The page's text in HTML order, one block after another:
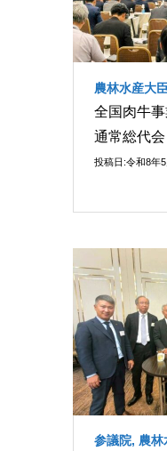
農林水産大
全国肉牛
通常総代会
投稿日:令和8年5
参議院, 農林